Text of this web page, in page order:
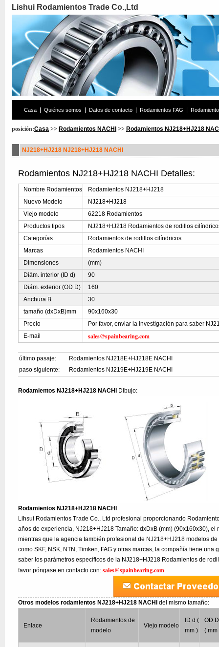
Lishui Rodamientos Trade Co.,Ltd
Casa Quiénes somos Datos de contacto Rodamientos FAG
posición:Casa >> Rodamientos NACHI >> Rodamientos NJ218+HJ218
NJ218+HJ218 NJ218+HJ218 NACHI
Rodamientos NJ218+HJ218 NACHI Detalles:
Nombre Rodamientos
Rodamientos NJ218+HJ218
Nuevo Modelo
NJ218+HJ218
Viejo modelo
62218 Rodamientos
Productos tipos
NJ218+HJ218 Rodamientos de rodillos
Categorías
Rodamientos de rodillos cilíndricos
Marcas
Rodamientos NACHI
Dimensiones
(mm)
Diám. interior (ID d)
90
Diám. exterior (OD D)
160
Anchura B
30
tamaño (dxDxB)mm
90x160x30
Precio
Por favor, enviar la investigación para saber
E-mail
sales@spainbearing.com
último pasaje:
Rodamientos NJ218E+HJ218E NACHI
paso siguiente:
Rodamientos NJ219E+HJ219E NACHI
Rodamientos NJ218+HJ218 NACHI Dibujo:
Rodamientos NJ218+HJ218 NACHI
Lihsui Rodamientos Trade Co., Ltd profesional proporcionando
años de experiencia, NJ218+HJ218 Tamaño: dxDxB (mm) (90x160x30),
mientras que la agencia también profesional de NJ218+HJ218 modelos
como SKF, NSK, NTN, Timken, FAG y otras marcas, la compañía tiene
saber los parámetros específicos de la NJ218+HJ218 Rodamientos de
favor póngase en contacto con:sales@spainbearing.com
Otros modelos rodamientos NJ218+HJ218 NACHIdel mismo tamaño:
Enlace
Rodamientos de
modelo
Viejo modelo
ID d (
mm )
OD D
( mm